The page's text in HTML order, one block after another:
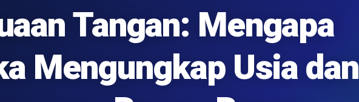
Tangan: Mengapa
Mengungkap Usia dan